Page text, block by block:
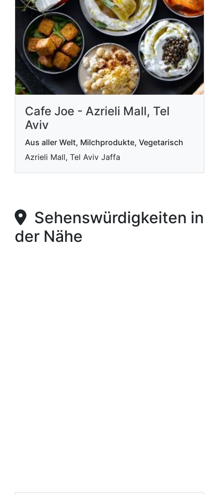
Cafe Joe - Azrieli Mall, Tel
Aviv
Aus aller Welt, Milchprodukte, Vegetarisch
Azrieli Mall, Tel Aviv Jaffa
Sehenswürdigkeiten in
der Nähe